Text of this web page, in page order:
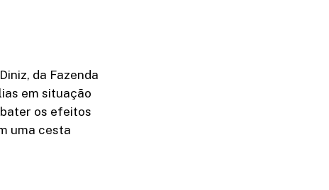
da Fazenda
em situação
os efeitos
uma cesta